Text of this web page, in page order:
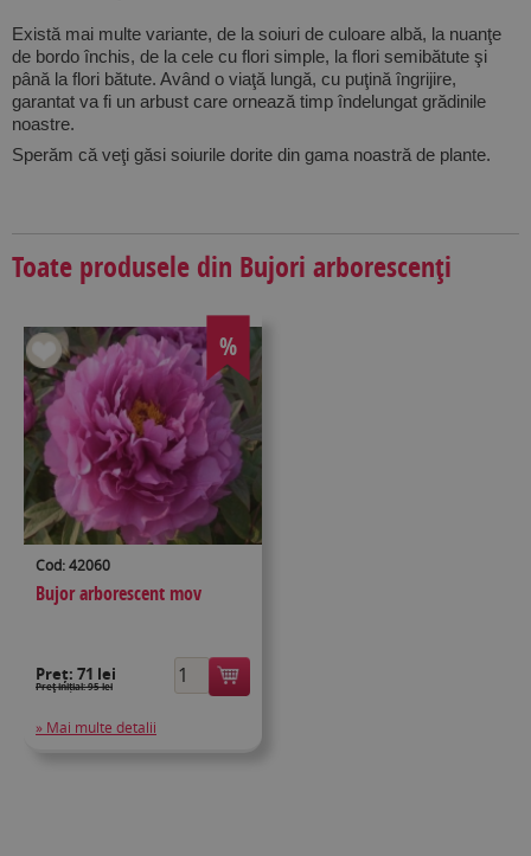
Există mai multe variante, de la soiuri de culoare albă, la nuanţe
de bordo închis, de la cele cu flori simple, la flori semibătute şi
până la flori bătute. Având o viaţă lungă, cu puţină îngrijire,
garantat va fi un arbust care ornează timp îndelungat grădinile
noastre.
Sperăm că veţi găsi soiurile dorite din gama noastră de plante.
Toate produsele din Bujori arborescenţi
%
Cod: 42060
Bujor arborescent mov
Preț: 71 lei
Preţ inițial: 95 lei
» Mai multe detalii